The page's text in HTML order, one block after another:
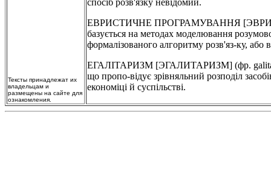
Тексты принадлежат их
владельцам и
размещены на сайте для
ознакомления.
спосіб розв'язку невідомий.
ЕВРИСТИЧНЕ ПРОГРАМУВАННЯ
базується на методах моделювання
формалізованого алгоритму розв'яз-ку,
ЕГАЛІТАРИЗМ [ЭГАЛИТАРИЗМ] (фр. galita-
що пропо-відує зрівняльний розподіл
економіці й суспільстві.